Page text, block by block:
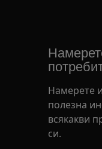
Намерете
полезна
всякакви
си.